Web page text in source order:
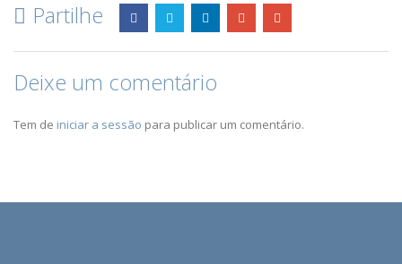
Partilhe
Deixe um comentário
Tem de iniciar a sessão para publicar um comentário.